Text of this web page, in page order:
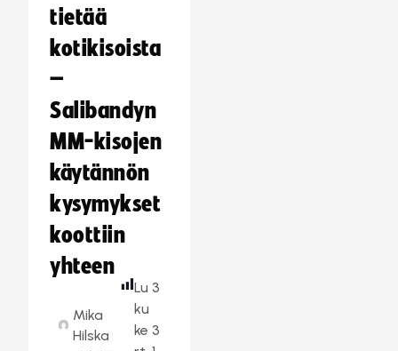
tietää
kotikisoista
–
Salibandyn
MM-kisojen
käytännön
kysymykset
koottiin
yhteen
Mika
Hilska
Lu
ku
ke
3
3